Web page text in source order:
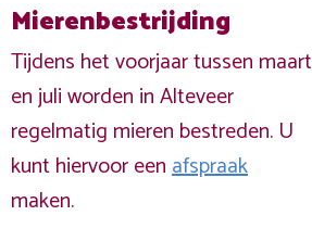
Mierenbestrijding
Tijdens het voorjaar tussen maart
en juli worden in Alteveer
regelmatig mieren bestreden. U
kunt hiervoor eenafspraak
maken.